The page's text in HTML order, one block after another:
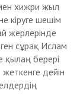
хижри жыл
кіруге шешім
жерлерінде
сұрақ Ислам
қылаң берері
дейін